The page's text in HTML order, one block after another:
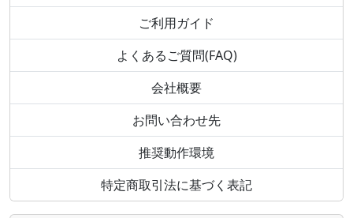
ご利用ガイド
よくあるご質問(FAQ)
会社概要
お問い合わせ先
推奨動作環境
特定商取引法に基づく表記